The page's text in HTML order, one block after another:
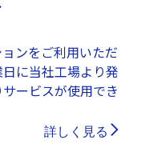
ンをご利用いただ
に当社工場より発
ービスが使用でき
詳しく見る